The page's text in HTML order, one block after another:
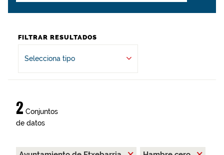
FILTRAR RESULTADOS
Selecciona tipo
2 Conjuntos
de datos